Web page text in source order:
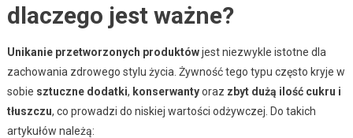
dlaczego jest ważne?
Unikanie przetworzonych produktówjest niezwykle istotne dla
zachowania zdrowego stylu życia. Żywność tego typu często kryje w
sobie sztuczne dodatki, konserwantyoraz zbyt dużą ilość cukru i
tłuszczu, co prowadzi do niskiej wartości odżywczej. Do takich
artykułów należą: